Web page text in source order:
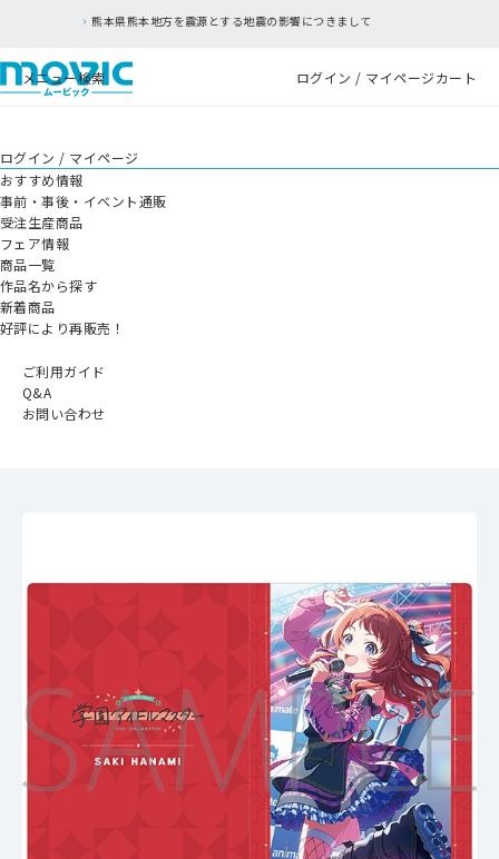
する地震の影響につきまして
メニュー検索 ログイン / マイページカート
ログイン / マイページ
おすすめ情報
事前・事後・イベント通販
受注生産商品
フェア情報
商品一覧
作品名から探す
新着商品
好評により再販売！
ご利用ガイド
Q&A
お問い合わせ